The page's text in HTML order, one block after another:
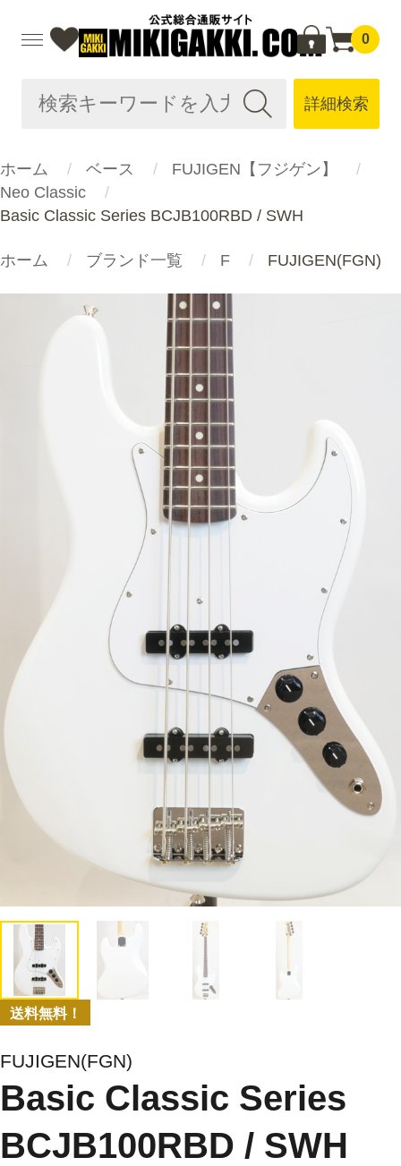
0
詳細検索
ホーム ベース
FUJIGEN【フジゲン】
Neo Classic
Basic Classic Series BCJB100RBD / SWH
ホーム ブランド一覧 F FUJIGEN(FGN)
送料無料！
FUJIGEN(FGN)
Basic Classic Series
BCJB100RBD / SWH